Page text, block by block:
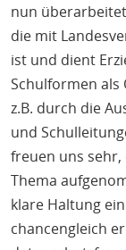
nun
die mit
ist und dient
Schulformen
z.B. durch die
und
freuen uns sehr,
Thema
klare Haltung
chancengleich